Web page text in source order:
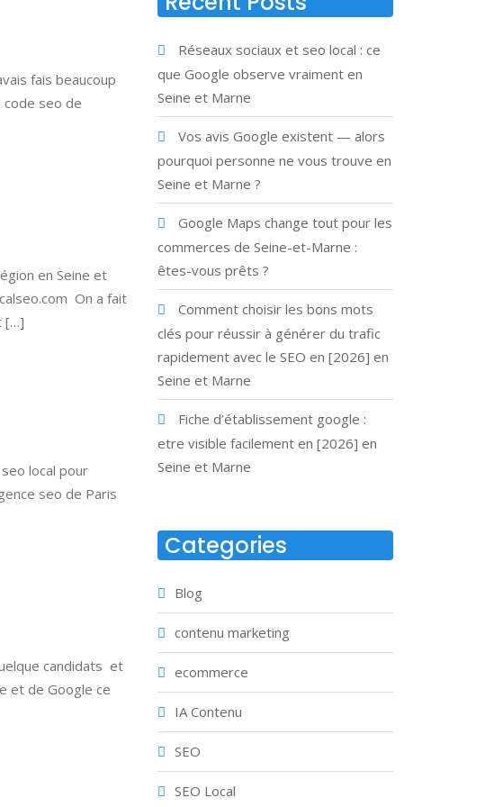
fais beaucoup
code seo de
en Seine et
On a fait
[…]
local pour
seo de Paris
candidats et
et de Google ce
Réseaux sociaux et seo local : ce
que Google observe vraiment en
Seine et Marne
Vos avis Google existent — alors
pourquoi personne ne vous trouve en
Seine et Marne ?
Google Maps change tout pour les
commerces de Seine-et-Marne :
êtes-vous prêts ?
Comment choisir les bons mots
clés pour réussir à générer du trafic
rapidement avec le SEO en [2026] en
Seine et Marne
Fiche d’établissement google :
etre visible facilement en [2026] en
Seine et Marne
Categories
Blog
contenu marketing
ecommerce
IA Contenu
SEO
SEO Local